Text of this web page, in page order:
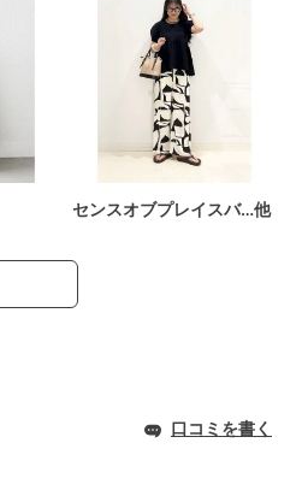
センスオブプレイスバ…他
口コミを書く